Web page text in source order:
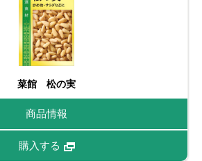
菜館 松の実
商品情報
購入する